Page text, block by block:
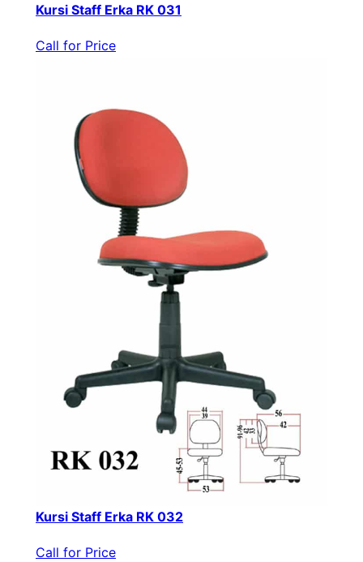
Kursi Staff Erka RK 031
Call for Price
Kursi Staff Erka RK 032
Call for Price